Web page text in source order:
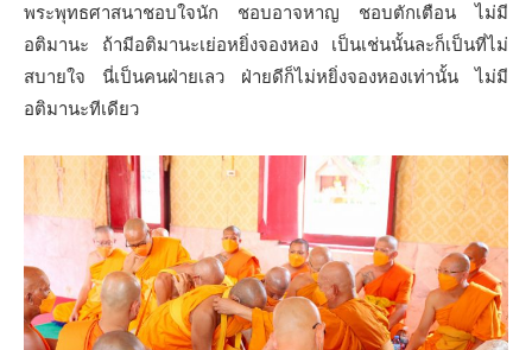
พระพุทธศาสนาชอบใจนัก ชอบอาจหาญ ชอบตักเตือน ไม่มี
อติมานะ ถ้ามีอติมานะเย่อหยิ่งจองหอง เป็นเช่นนั้นละก็เป็นที่ไม่
สบายใจ นี่เป็นคนฝ่ายเลว ฝ่ายดีก็ไม่หยิ่งจองหองเท่านั้น ไม่มี
อติมานะทีเดียว